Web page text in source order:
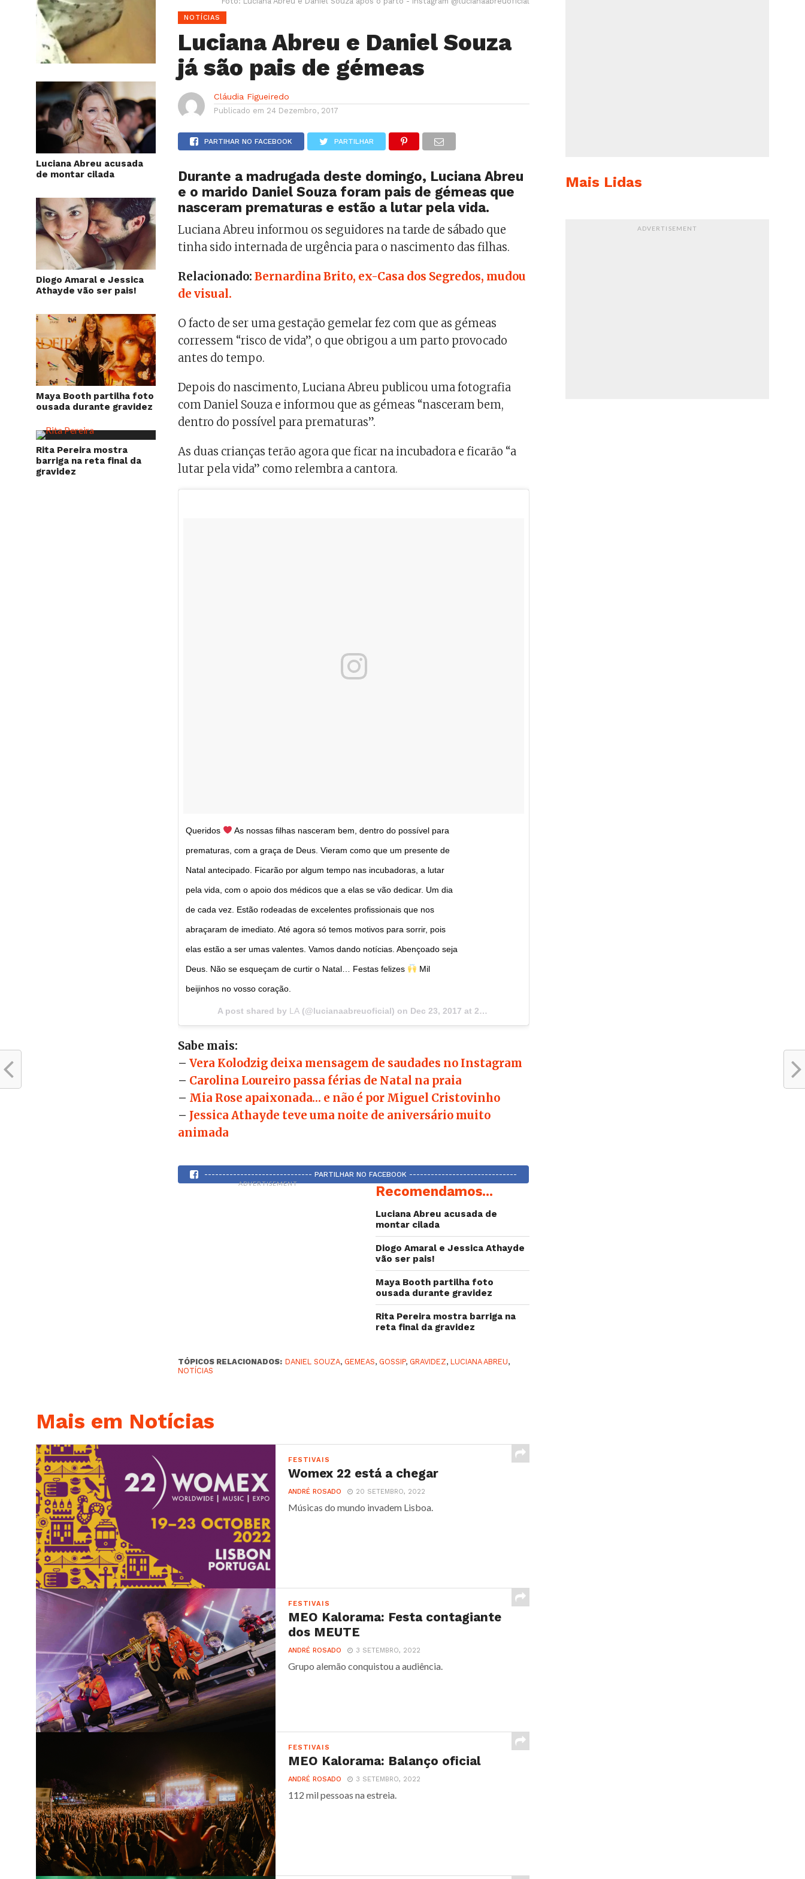
Luciana Abreu acusada
de montar cilada
Diogo Amaral e Jessica
Athayde vão ser pais!
Maya Booth partilha foto
ousada durante gravidez
Rita Pereira mostra
barriga na reta final da
gravidez
NOTÍCIAS
Luciana Abreu e Daniel Souza
já são pais de gémeas
Cláudia Figueiredo
Publicado em 24 Dezembro, 2017
PARTIHAR NO FACEBOOK PARTILHAR
Durante a madrugada deste domingo, Luciana Abreu
e o marido Daniel Souza foram pais de gémeas que
nasceram prematuras e estão a lutar pela vida.
Luciana Abreu informou os seguidores na tarde de sábado que
tinha sido internada de urgência para o nascimento das filhas.
Relacionado:Bernardina Brito, ex-Casa dos Segredos, mudou
de visual.
O facto de ser uma gestação gemelar fez com que as gémeas
corressem “risco de vida”, o que obrigou a um parto provocado
antes do tempo.
Depois do nascimento, Luciana Abreu publicou uma fotografia
com Daniel Souza e informou que as gémeas “nasceram bem,
dentro do possível para prematuras”.
As duas crianças terão agora que ficar na incubadora e ficarão “a
lutar pela vida” como relembra a cantora.
Queridos As nossas filhas nasceram bem, dentro do possível para
prematuras, com a graça de Deus. Vieram como que um presente de
Natal antecipado. Ficarão por algum tempo nas incubadoras, a lutar
pela vida, com o apoio dos médicos que a elas se vão dedicar. Um dia
de cada vez. Estão rodeadas de excelentes profissionais que nos
abraçaram de imediato. Até agora só temos motivos para sorrir, pois
elas estão a ser umas valentes. Vamos dando notícias. Abençoado seja
Deus. Não se esqueçam de curtir o Natal… Festas felizes Mil
beijinhos no vosso coração.
A post shared by LA (@lucianaabreuoficial) on Dec 23, 2017 at 2:40pm PST
Sabe mais:
–Vera Kolodzig deixa mensagem de saudades no Instagram
– Carolina Loureiro passa férias de Natal na praia
– Mia Rose apaixonada… e não é por Miguel Cristovinho
– Jessica Athayde teve uma noite de aniversário muito
animada
------------------------------ PARTILHAR NO FACEBOOK ------------------------------
ADVERTISEMENT Recomendamos...
Luciana Abreu acusada de
montar cilada
Diogo Amaral e Jessica Athayde
vão ser pais!
Maya Booth partilha foto
ousada durante gravidez
Rita Pereira mostra barriga na
reta final da gravidez
TÓPICOS RELACIONADOS: DANIEL SOUZA, GEMEAS, GOSSIP, GRAVIDEZ,LUCIANA ABREU,
NOTÍCIAS
Mais em Notícias
FESTIVAIS
Womex 22 está a chegar
ANDRÉ ROSADO 20 SETEMBRO, 2022
Músicas do mundo invadem Lisboa.
FESTIVAIS
MEO Kalorama: Festa contagiante
dos MEUTE
ANDRÉ ROSADO 3 SETEMBRO, 2022
Grupo alemão conquistou a audiência.
FESTIVAIS
MEO Kalorama: Balanço oficial
ANDRÉ ROSADO 3 SETEMBRO, 2022
112 mil pessoas na estreia.
Mais Lidas
ADVERTISEMENT